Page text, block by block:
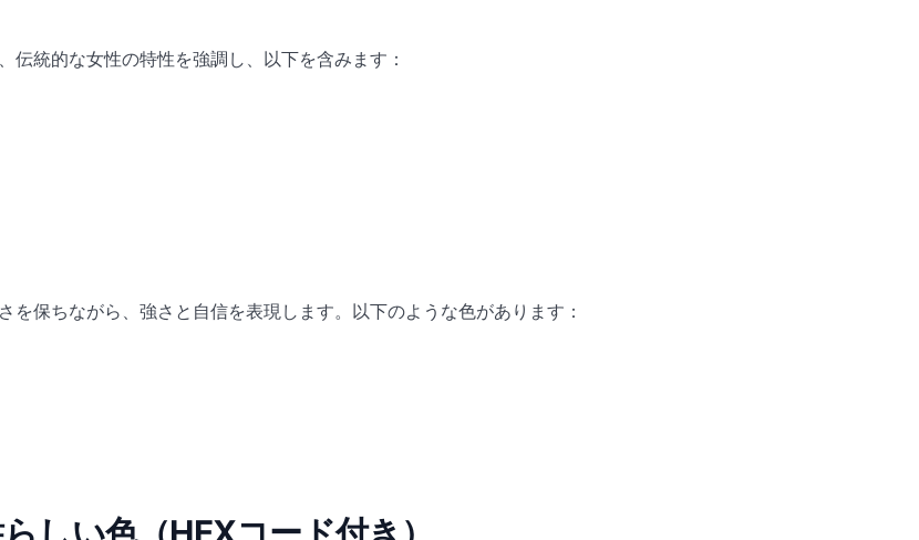
伝統的な女性の特性を強調し、以下を含みます：
を保ちながら、強さと自信を表現します。以下のような色があります：